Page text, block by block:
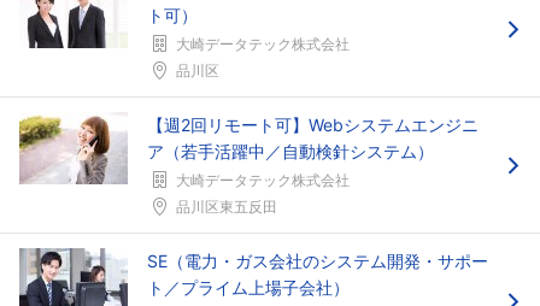
ト可）
大崎データテック株式会社
品川区
【週2回リモート可】Webシステムエンジニ
ア（若手活躍中／自動検針システム）
大崎データテック株式会社
品川区東五反田
SE（電力・ガス会社のシステム開発・サポー
ト／プライム上場子会社）